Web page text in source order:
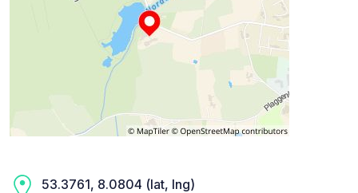
53.3761, 8.0804 (lat, lng)